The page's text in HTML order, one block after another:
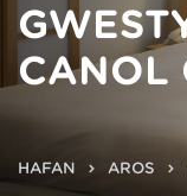
CANOL
HAFAN AROS